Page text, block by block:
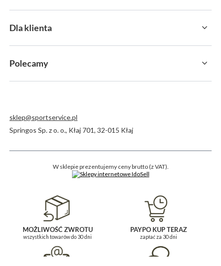
Dla klienta
Polecamy
sklep@sportservice.pl
Springos Sp. z o. o., Kłaj 701,32-015 Kłaj
W sklepie prezentujemy ceny brutto (z VAT).
MOŻLIWOŚĆ ZWROTU
wszystkich towarów do 30 dni
PAYPO KUP TERAZ
zapłać za 30 dni